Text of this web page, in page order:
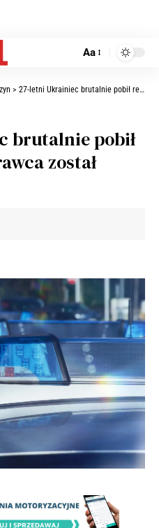
Aa
> 27-letni Ukrainiec brutalnie pobił restauratora. Sprawca został zatrzymany
brutalnie pobił
został